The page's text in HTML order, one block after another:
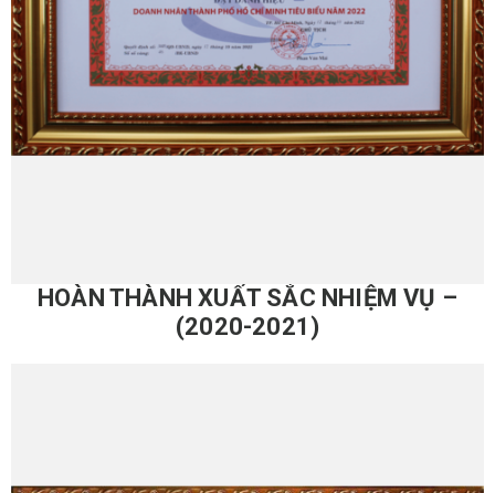
HOÀN THÀNH XUẤT SẮC NHIỆM VỤ –
(2020-2021)